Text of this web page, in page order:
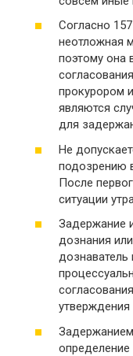
Согласно
неотложная
поэтому она
прокурором
являются
для
Не
подозрению
После
ситуации
Задержание
дознания
дознаватель
определение